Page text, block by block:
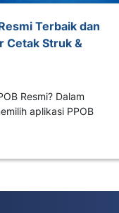
Terbaik dan
Cetak Struk &
Resmi? Dalam
aplikasi PPOB